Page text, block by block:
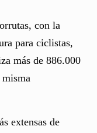
con la
para ciclistas,
más de 886.000
extensas de